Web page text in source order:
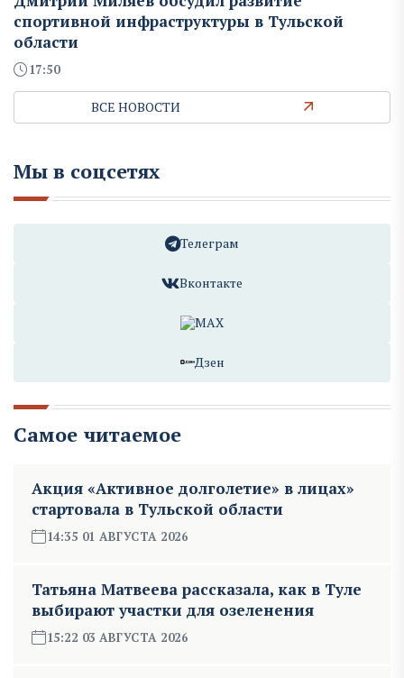
спортивной инфраструктуры в Тульской
области
17:50
ВСЕ НОВОСТИ
Мы в соцсетях
Телеграм
Вконтакте
MAX
Дзен
Самое читаемое
Акция «Активное долголетие» в лицах»
стартовала в Тульской области
14:35 01 АВГУСТА 2026
Татьяна Матвеева рассказала, как в Туле
выбирают участки для озеленения
15:22 03 АВГУСТА 2026